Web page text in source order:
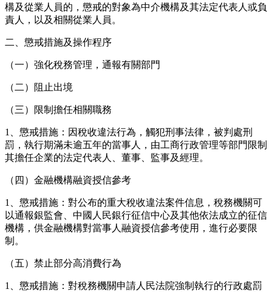
構及從業人員的，懲戒的對象為中介機構及其法定代表人或負
責人，以及相關從業人員。
二、懲戒措施及操作程序
（一）強化稅務管理，通報有關部門
（二）阻止出境
（三）限制擔任相關職務
1、懲戒措施：因稅收違法行為，觸犯刑事法律，被判處刑
罰，執行期滿未逾五年的當事人，由工商行政管理等部門限制
其擔任企業的法定代表人、董事、監事及經理。
（四）金融機構融資授信參考
1、懲戒措施：對公布的重大稅收違法案件信息，稅務機關可
以通報銀監會、中國人民銀行征信中心及其他依法成立的征信
機構，供金融機構對當事人融資授信參考使用，進行必要限
制。
（五）禁止部分高消費行為
1、懲戒措施：對稅務機關申請人民法院強制執行的行政處罰